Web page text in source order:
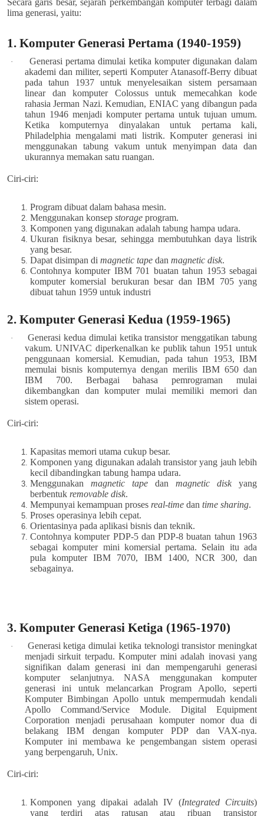
lima generasi, yaitu:
1. Komputer Generasi Pertama (1940-1959)
·
Generasi pertama dimulai ketika komputer digunakan dalam
akademi dan militer, seperti Komputer Atanasoff-Berry dibuat
pada tahun 1937 untuk menyelesaikan sistem persamaan
linear dan komputer Colossus untuk memecahkan kode
rahasia Jerman Nazi. Kemudian, ENIAC yang dibangun pada
tahun 1946 menjadi komputer pertama untuk tujuan umum.
Ketika komputernya dinyalakan untuk pertama kali,
Philadelphia mengalami mati listrik. Komputer generasi ini
menggunakan tabung vakum untuk menyimpan data dan
ukurannya memakan satu ruangan.
Ciri-ciri:
Program dibuat dalam bahasa mesin.
Menggunakan konsep storage program.
Komponen yang digunakan adalah tabung hampa udara.
Ukuran fisiknya besar, sehingga membutuhkan daya listrik
yang besar.
Dapat disimpan di magnetic tape dan magnetic disk.
Contohnya komputer IBM 701 buatan tahun 1953 sebagai
komputer komersial berukuran besar dan IBM 705 yang
dibuat tahun 1959 untuk industri
2. Komputer Generasi Kedua (1959-1965)
·
Generasi kedua dimulai ketika transistor menggatikan tabung
vakum. UNIVAC diperkenalkan ke publik tahun 1951 untuk
penggunaan komersial. Kemudian, pada tahun 1953, IBM
memulai bisnis komputernya dengan merilis IBM 650 dan
IBM 700. Berbagai bahasa pemrograman mulai
dikembangkan dan komputer mulai memiliki memori dan
sistem operasi.
Ciri-ciri:
Kapasitas memori utama cukup besar.
Komponen yang digunakan adalah transistor yang jauh lebih
kecil dibandingkan tabung hampa udara.
Menggunakan magnetic tape dan magnetic disk yang
berbentuk removable disk.
Mempunyai kemampuan proses real-time dan time sharing.
Proses operasinya lebih cepat.
Orientasinya pada aplikasi bisnis dan teknik.
Contohnya komputer PDP-5 dan PDP-8 buatan tahun 1963
sebagai komputer mini komersial pertama. Selain itu ada
pula komputer IBM 7070, IBM 1400, NCR 300, dan
sebagainya.
3. Komputer Generasi Ketiga (1965-1970)
·
Generasi ketiga dimulai ketika teknologi transistor meningkat
menjadi sirkuit terpadu. Komputer mini adalah inovasi yang
signifikan dalam generasi ini dan mempengaruhi generasi
komputer selanjutnya. NASA menggunakan komputer
generasi ini untuk melancarkan Program Apollo, seperti
Komputer Bimbingan Apollo untuk mempermudah kendali
Apollo Command/Service Module. Digital Equipment
Corporation menjadi perusahaan komputer nomor dua di
belakang IBM dengan komputer PDP dan VAX-nya.
Komputer ini membawa ke pengembangan sistem operasi
yang berpengaruh, Unix.
Ciri-ciri:
Komponen yang dipakai adalah IV (Integrated Circuits)
yang terdiri atas ratusan atau ribuan transistor